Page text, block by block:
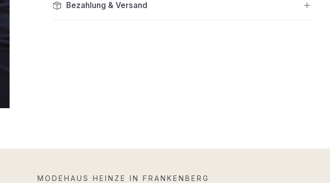
Bezahlung & Versand
MODEHAUS HEINZE IN FRANKENBERG